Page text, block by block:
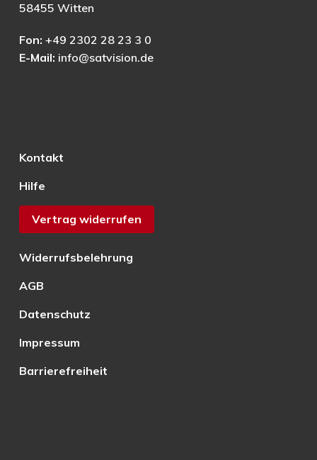
58455 Witten
Fon: +49 2302 28 23 3 0
E-Mail: info@satvision.de
Kontakt
Hilfe
Vertrag widerrufen
Widerrufsbelehrung
AGB
Datenschutz
Impressum
Barrierefreiheit